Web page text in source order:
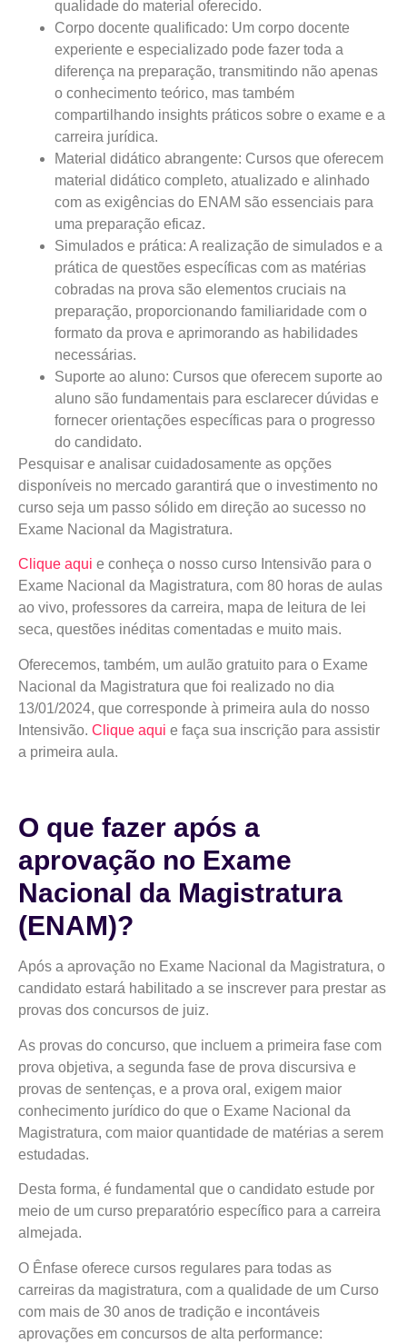
qualidade do material oferecido.
Corpo docente qualificado: Um corpo docente
experiente e especializado pode fazer toda a
diferença na preparação, transmitindo não apenas
o conhecimento teórico, mas também
compartilhando insights práticos sobre o exame e a
carreira jurídica.
Material didático abrangente: Cursos que oferecem
material didático completo, atualizado e alinhado
com as exigências do ENAM são essenciais para
uma preparação eficaz.
Simulados e prática: A realização de simulados e a
prática de questões específicas com as matérias
cobradas na prova são elementos cruciais na
preparação, proporcionando familiaridade com o
formato da prova e aprimorando as habilidades
necessárias.
Suporte ao aluno: Cursos que oferecem suporte ao
aluno são fundamentais para esclarecer dúvidas e
fornecer orientações específicas para o progresso
do candidato.
Pesquisar e analisar cuidadosamente as opções
disponíveis no mercado garantirá que o investimento no
curso seja um passo sólido em direção ao sucesso no
Exame Nacional da Magistratura.
Clique aqui e conheça o nosso curso Intensivão para o
Exame Nacional da Magistratura, com 80 horas de aulas
ao vivo, professores da carreira, mapa de leitura de lei
seca, questões inéditas comentadas e muito mais.
Oferecemos, também, um aulão gratuito para o Exame
Nacional da Magistratura que foi realizado no dia
13/01/2024, que corresponde à primeira aula do nosso
Intensivão. Clique aqui e faça sua inscrição para assistir
a primeira aula.
O que fazer após a
aprovação no Exame
Nacional da Magistratura
(ENAM)?
Após a aprovação no Exame Nacional da Magistratura, o
candidato estará habilitado a se inscrever para prestar as
provas dos concursos de juiz.
As provas do concurso, que incluem a primeira fase com
prova objetiva, a segunda fase de prova discursiva e
provas de sentenças, e a prova oral, exigem maior
conhecimento jurídico do que o Exame Nacional da
Magistratura, com maior quantidade de matérias a serem
estudadas.
Desta forma, é fundamental que o candidato estude por
meio de um curso preparatório específico para a carreira
almejada.
O Ênfase oferece cursos regulares para todas as
carreiras da magistratura, com a qualidade de um Curso
com mais de 30 anos de tradição e incontáveis
aprovações em concursos de alta performance: